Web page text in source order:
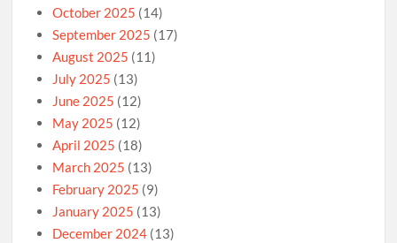
October 2025 (14)
September 2025 (17)
August 2025 (11)
July 2025 (13)
June 2025 (12)
May 2025 (12)
April 2025 (18)
March 2025 (13)
February 2025 (9)
January 2025 (13)
December 2024 (13)